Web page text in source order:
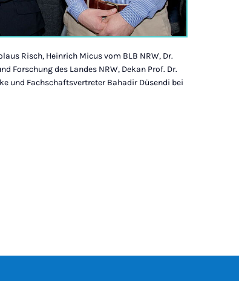
Risch, Heinrich Micus vom BLB NRW, Dr.
Forschung des Landes NRW, Dekan Prof. Dr.
und Fachschaftsvertreter Bahadir Düsendi bei